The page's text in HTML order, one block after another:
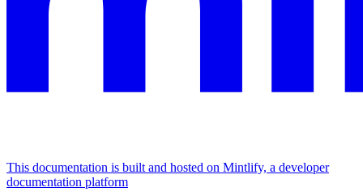
This documentation is built and hosted on Mintlify, a developer
documentation platform